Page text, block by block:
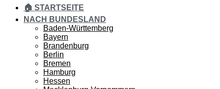
🏠 STARTSEITE
NACH BUNDESLAND
Baden-Württemberg
Bayern
Brandenburg
Berlin
Bremen
Hamburg
Hessen